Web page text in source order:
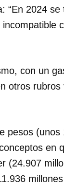
“En 2024
con un
otros
pesos (unos
en
(24.907